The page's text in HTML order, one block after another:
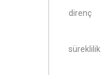
direnç
süreklilik